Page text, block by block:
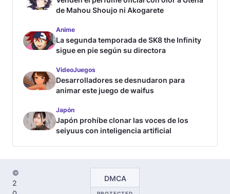
de Mahou Shoujo ni Akogarete
Anime
La segunda temporada de SK8 the Infinity
sigue en pie según su directora
VideoJuegos
Desarrolladores se desnudaron para
animar este juego de waifus
Japón
Japón prohíbe clonar las voces de los
seiyuus con inteligencia artificial
©
2
DMCA